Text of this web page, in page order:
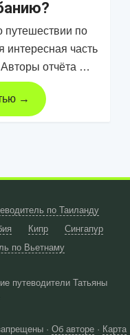
путешествии по
часть
отчёта …
→
по Таиланду
Кипр
Сингапур
по Вьетнаму
путеводители Татьяны
· Об авторе· Карта